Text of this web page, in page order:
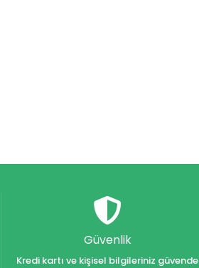
Güvenlik
Kredi kartı ve kişisel bilgileriniz güvende